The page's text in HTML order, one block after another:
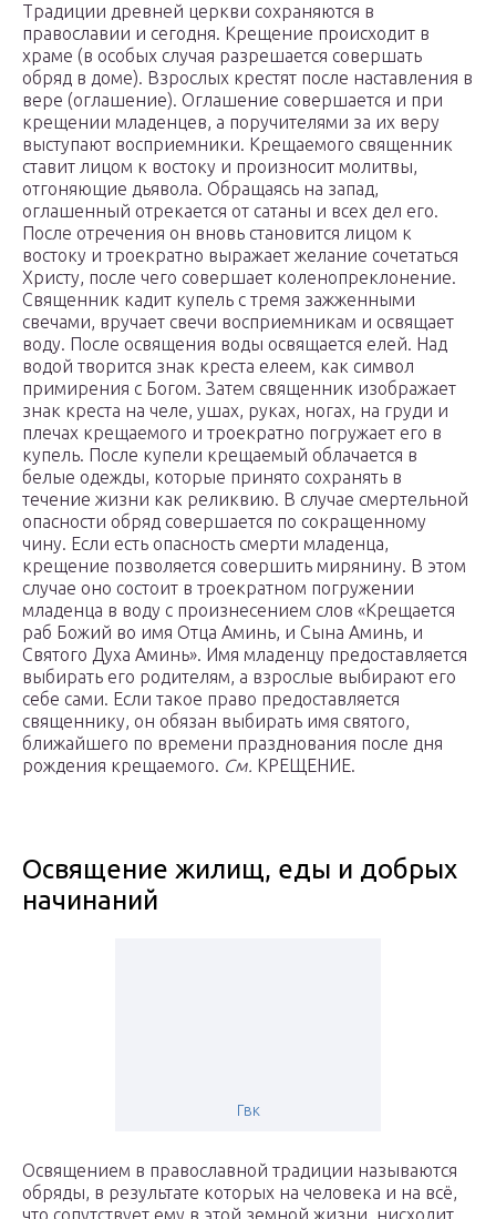
Традиции древней церкви сохраняются в
православии и сегодня. Крещение происходит в
храме (в особых случая разрешается совершать
обряд в доме). Взрослых крестят после наставления в
вере (оглашение). Оглашение совершается и при
крещении младенцев, а поручителями за их веру
выступают восприемники. Крещаемого священник
ставит лицом к востоку и произносит молитвы,
отгоняющие дьявола. Обращаясь на запад,
оглашенный отрекается от сатаны и всех дел его.
После отречения он вновь становится лицом к
востоку и троекратно выражает желание сочетаться
Христу, после чего совершает коленопреклонение.
Священник кадит купель с тремя зажженными
свечами, вручает свечи восприемникам и освящает
воду. После освящения воды освящается елей. Над
водой творится знак креста елеем, как символ
примирения с Богом. Затем священник изображает
знак креста на челе, ушах, руках, ногах, на груди и
плечах крещаемого и троекратно погружает его в
купель. После купели крещаемый облачается в
белые одежды, которые принято сохранять в
течение жизни как реликвию. В случае смертельной
опасности обряд совершается по сокращенному
чину. Если есть опасность смерти младенца,
крещение позволяется совершить мирянину. В этом
случае оно состоит в троекратном погружении
младенца в воду с произнесением слов «Крещается
раб Божий во имя Отца Аминь, и Сына Аминь, и
Святого Духа Аминь». Имя младенцу предоставляется
выбирать его родителям, а взрослые выбирают его
себе сами. Если такое право предоставляется
священнику, он обязан выбирать имя святого,
ближайшего по времени празднования после дня
рождения крещаемого. См. КРЕЩЕНИЕ.
Освящение жилищ, еды и добрых
начинаний
Гвк
Освящением в православной традиции называются
обряды, в результате которых на человека и на всё,
что сопутствует ему в этой земной жизни, нисходит